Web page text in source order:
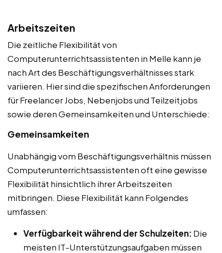
Arbeitszeiten
Die zeitliche Flexibilität von
Computerunterrichtsassistenten in Melle kann je
nach Art des Beschäftigungsverhältnisses stark
variieren. Hier sind die spezifischen Anforderungen
für Freelancer Jobs, Nebenjobs und Teilzeitjobs
sowie deren Gemeinsamkeiten und Unterschiede:
Gemeinsamkeiten
Unabhängig vom Beschäftigungsverhältnis müssen
Computerunterrichtsassistenten oft eine gewisse
Flexibilität hinsichtlich ihrer Arbeitszeiten
mitbringen. Diese Flexibilität kann Folgendes
umfassen:
Verfügbarkeit während der Schulzeiten: Die
meisten IT-Unterstützungsaufgaben müssen